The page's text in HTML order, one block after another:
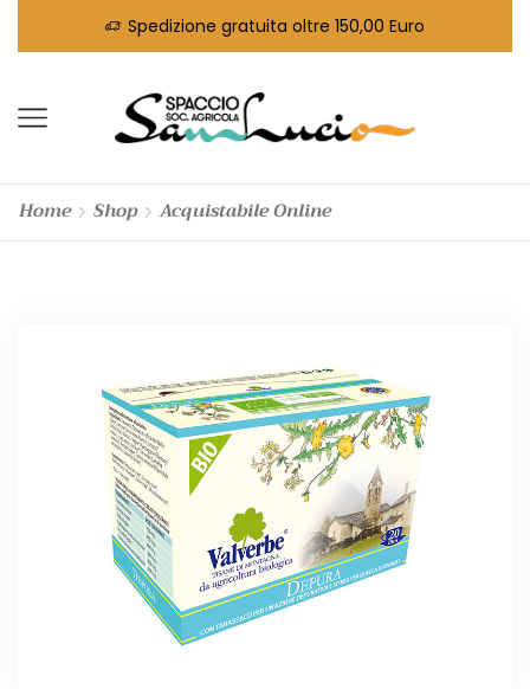
Spedizione gratuita oltre 150,00 Euro
Home Shop Acquistabile Online